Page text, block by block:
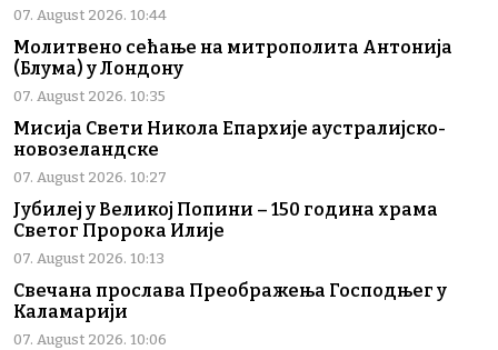
07. August 2026. 10:44
Молитвено сећање на митрополита Антонија
(Блума) у Лондону
07. August 2026. 10:35
Мисија Свети Никола Епархије аустралијско-
новозеландске
07. August 2026. 10:27
Јубилеј у Великој Попини – 150 година храма
Светог Пророка Илије
07. August 2026. 10:13
Свечана прослава Преображења Господњег у
Каламарији
07. August 2026. 10:06